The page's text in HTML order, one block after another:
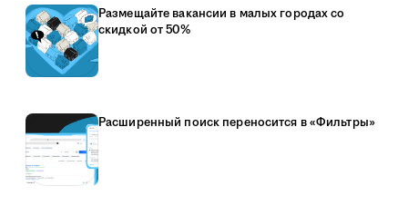
Размещайте вакансии в малых городах со
скидкой от 50%
Расширенный поиск переносится в «Фильтры»